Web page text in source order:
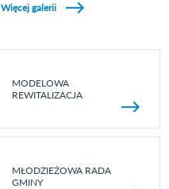
Więcej galerii
MODELOWA
REWITALIZACJA
MŁODZIEŻOWA RADA
GMINY